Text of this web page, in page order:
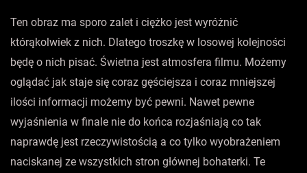
Ten obraz ma sporo zalet i ciężko jest wyróżnić
którąkolwiek z nich. Dlatego troszkę w losowej kolejności
będę o nich pisać. Świetna jest atmosfera filmu. Możemy
oglądać jak staje się coraz gęściejsza i coraz mniejszej
ilości informacji możemy być pewni. Nawet pewne
wyjaśnienia w finale nie do końca rozjaśniają co tak
naprawdę jest rzeczywistością a co tylko wyobrażeniem
naciskanej ze wszystkich stron głównej bohaterki. Te